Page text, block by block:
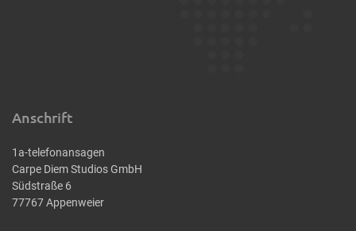
Anschrift
1a-telefonansagen
Carpe Diem Studios GmbH
Südstraße 6
77767 Appenweier